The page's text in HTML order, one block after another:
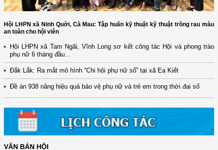
Hội LHPN xã Ninh Quới, Cà Mau: Tập huấn kỹ thuật kỹ thuật trồng rau màu
an toàn cho hội viên
Hội LHPN xã Tam Ngãi, Vĩnh Long sơ kết công tác Hội và phong trào
phụ nữ 6 tháng đầu...
Đắk Lắk: Ra mắt mô hình “Chi hội phụ nữ số” tại xã Ea Kiết
Đề án 938 nâng hiệu quả bảo vệ phụ nữ và trẻ em trong thời đại số
VĂN BẢN HỘI
(12/TB-HĐKH) V/v đăng ký, đề xuất nhiệm vụ Khoa học, công nghệ và
đổi mới ...
(898/KH/ĐCT) Kế hoạch thực hiện Quyết định số 2415/QĐ-TTg ngày
(417/QĐ-BNNMT) Quyết định phê duyệt Chương trình mục tiêu quốc gia
xây dựng ...
(891/KH-ĐCT) Kế hoạch thực hiện Nghị quyết số 72-NQ/TW ngày